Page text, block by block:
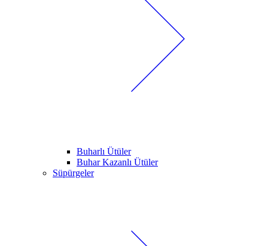
Buharlı Ütüler
Buhar Kazanlı Ütüler
Süpürgeler